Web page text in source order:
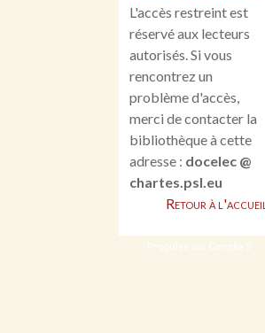
L'accès restreint est
réservé aux lecteurs
autorisés. Si vous
rencontrez un
problème d'accès,
merci de contacter la
bibliothèque à cette
adresse : docelec @
chartes.psl.eu
Retour à l'accueil
Propulsé par Omeka S